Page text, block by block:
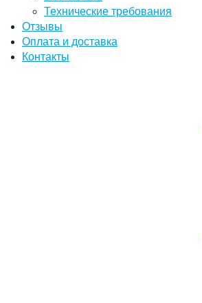
Технические требования
Отзывы
Оплата и доставка
Контакты